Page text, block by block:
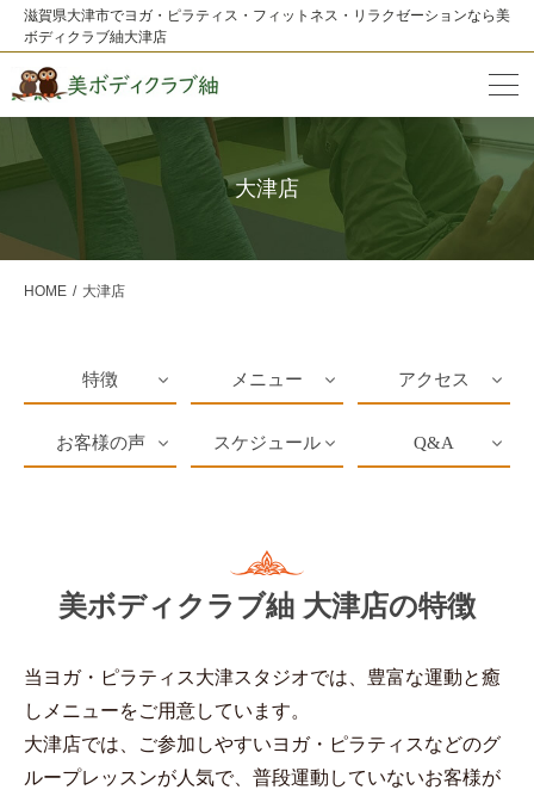
滋賀県大津市でヨガ・ピラティス・フィットネス・リラクゼーションなら美
ボディクラブ紬大津店
大津店
HOME 大津店
特徴 メニュー アクセス
お客様の声 スケジュール Q&A
美ボディクラブ紬 大津店の特徴
当ヨガ・ピラティス大津スタジオでは、豊富な運動と癒
しメニューをご用意しています。
大津店では、ご参加しやすいヨガ・ピラティスなどのグ
ループレッスンが人気で、普段運動していないお客様が